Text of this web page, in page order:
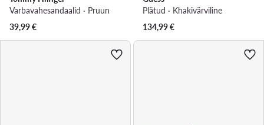
Varbavahesandaalid · Pruun
39,99€
Plätud · Khakivärviline
134,99€